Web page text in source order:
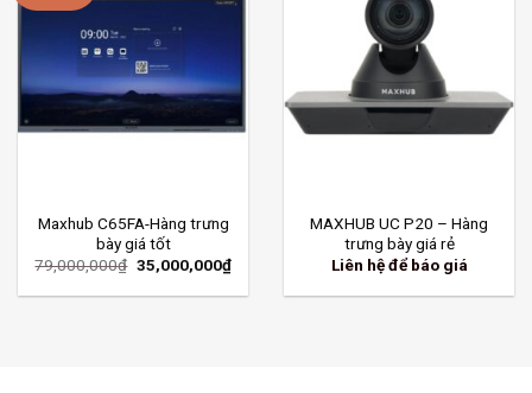
Maxhub C65FA-Hàng trưng
bày giá tốt
79,000,000₫ Giá
gốc
là:
35,000,000₫Giá
hiện
tại
MAXHUB UC P20 – Hàng
trưng bày giá rẻ
Liên hệ để báo giá